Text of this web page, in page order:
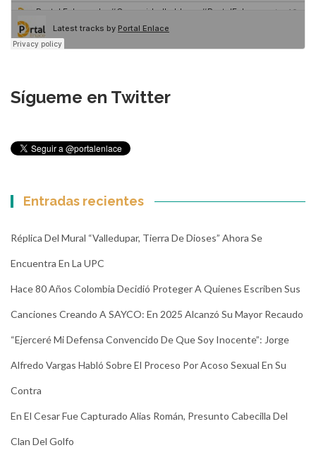
Sígueme en Twitter
Entradas recientes
Réplica Del Mural “Valledupar, Tierra De Dioses” Ahora Se
Encuentra En La UPC
Hace 80 Años Colombia Decidió Proteger A Quienes Escriben Sus
Canciones Creando A SAYCO: En 2025 Alcanzó Su Mayor Recaudo
“Ejerceré Mi Defensa Convencido De Que Soy Inocente”: Jorge
Alfredo Vargas Habló Sobre El Proceso Por Acoso Sexual En Su
Contra
En El Cesar Fue Capturado Alias Román, Presunto Cabecilla Del
Clan Del Golfo